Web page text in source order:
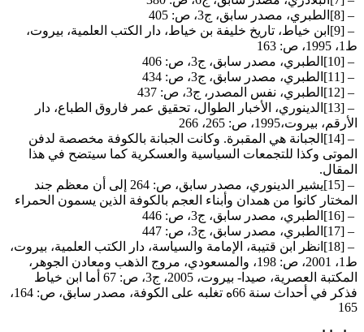
[8] – الطبري، مصدر سابق، ج3، ص: 405
[9] – ابن خياط، تاريخ خليفة بن خياط، دار الكتب العلمية، بيروت،
ط1، 1995، ص: 163
[10] – الطبري، مصدر سابق، ج3، ص: 406
[11] – الطبري، مصدر سابق، ج3، ص: 434
[12] – الطبري، نفس المصدر، ج3، ص: 437
[13] – الدينوري، الأخبار الطوال، تحقيق عمر فاروق الطباع، دار
الأرقم، بيروت،1995، ص: 265، 266
[14] – الجبانة هي المقبرة. وكانت الجبانة بالكوفة مخصصة لدفن
الموتى وكذا للتجمعات السياسية والعسكرية كما سيتضح في هذا
المقال.
[15] –
يشير الدينوري، مصدر سابق، ص: 264 إلى أن معظم جند
المختار كانوا من همدان وأبناء العجم بالكوفة الذين يسمون الحمراء
[16] – الطبري، مصدر سابق، ج3، ص: 446
[17] – الطبري، مصدر سابق، ج3، ص: 447
[18] – انظر ابن قتيبة، الإمامة والسياسة، دار الكتب العلمية، بيروت،
ط1، 2001، ص: 198، والمسعودي، مروج الذهب ومعادن الجوهر،
المكتبة العصرية، صيدا- بيروت، 2005، ج3، ص: 67 أما ابن خياط
فذكر في أحداث سنة 66ه تغلبه على الكوفة، مصدر سابق، ص: 164،
165